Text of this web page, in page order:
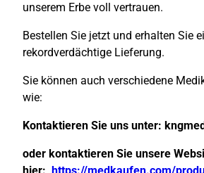
unserem Erbe voll vertrauen.
Bestellen Sie jetzt und erhalten Sie
rekordverdächtige Lieferung.
Sie können auch verschiedene
wie:
Kontaktieren Sie uns unter:
oder kontaktieren Sie unsere